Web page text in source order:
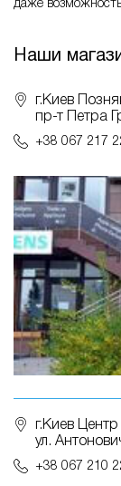
даже
Наши
г.Киев
пр-т Петра
+38 067 217
г.Киев Центр
ул.
+38 067 210